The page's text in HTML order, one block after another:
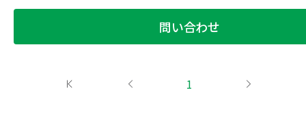
問い合わせ
1